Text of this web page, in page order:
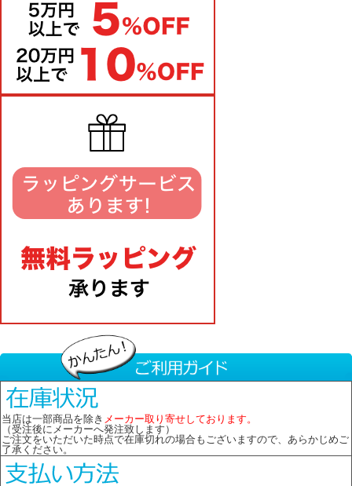
当店は一部商品を除き メーカー取り寄せしております。
（受注後にメーカーへ発注致します）
ご注文をいただいた時点で在庫切れの場合もございますので、あらかじめご
了承ください。